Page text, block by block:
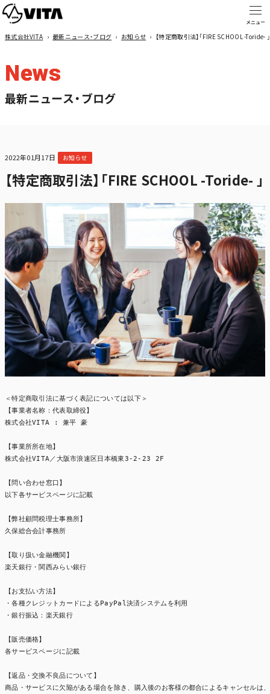
株式会社VITA › 最新ニュース・ブログ › お知らせ › 【特定商取引法】「FIRE SCHOOL -Toride- 」
News
最新ニュース・ブログ
2022年01月17日 お知らせ
【特定商取引法】「FIRE SCHOOL -Toride- 」
＜特定商取引法に基づく表記については以下＞
【事業者名称：代表取締役】
株式会社VITA : 兼平 豪
【事業所所在地】
株式会社VITA／大阪市浪速区日本橋東3-2-23 2F
【問い合わせ窓口】
以下各サービスページに記載
【弊社顧問税理士事務所】
久保総合会計事務所
【取り扱い金融機関】
楽天銀行・関西みらい銀行
【お支払い方法】
・各種クレジットカードによるPayPal決済システムを利用
・銀行振込：楽天銀行
【販売価格】
各サービスページに記載
【返品・交換不良品について】
商品・サービスに欠陥がある場合を除き、購入後のお客様の都合によるキャンセルは